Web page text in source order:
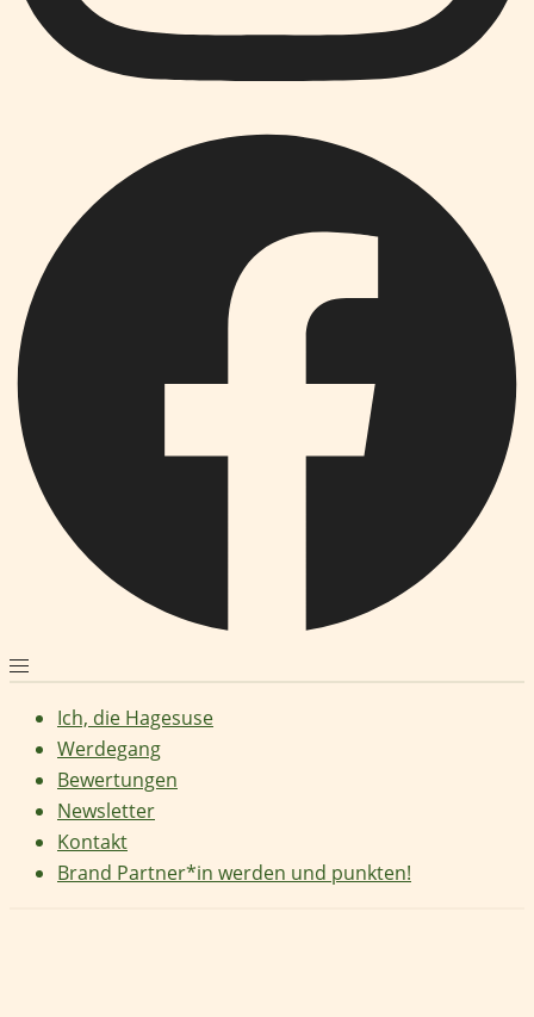
Ich, die Hagesuse
Werdegang
Bewertungen
Newsletter
Kontakt
Brand Partner*in werden und punkten!